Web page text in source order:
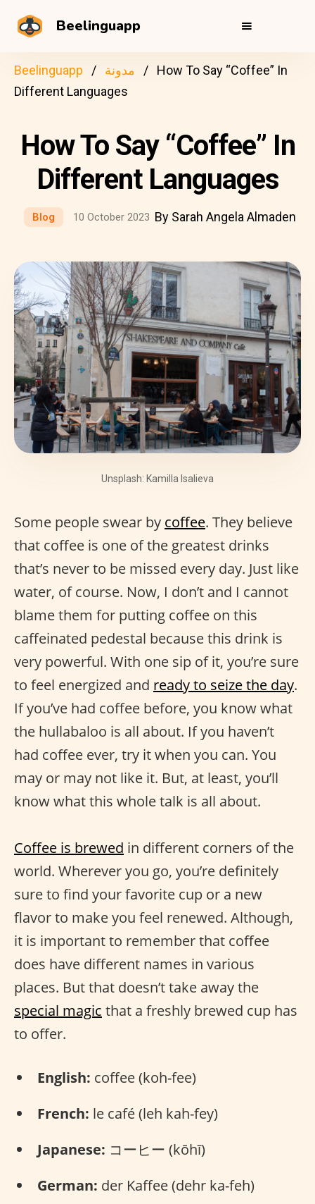
Beelinguapp
Beelinguapp مدونة
How To Say “Coffee” In
Different Languages
How To Say “Coffee” In
Different Languages
Blog 10 October 2023 By Sarah Angela Almaden
Unsplash: Kamilla Isalieva
Some people swear by coffee. They believe
that coffee is one of the greatest drinks
that’s never to be missed every day. Just like
water, of course. Now, I don’t and I cannot
blame them for putting coffee on this
caffeinated pedestal because this drink is
very powerful. With one sip of it, you’re sure
to feel energized and ready to seize the day.
If you’ve had coffee before, you know what
the hullabaloo is all about. If you haven’t
had coffee ever, try it when you can. You
may or may not like it. But, at least, you’ll
know what this whole talk is all about.
Coffee is brewed in different corners of the
world. Wherever you go, you’re definitely
sure to find your favorite cup or a new
flavor to make you feel renewed. Although,
it is important to remember that coffee
does have different names in various
places. But that doesn’t take away the
special magic that a freshly brewed cup has
to offer.
English: coffee (koh-fee)
French: le café (leh kah-fey)
Japanese: コーヒー (kōhī)
German: der Kaffee (dehr ka-feh)